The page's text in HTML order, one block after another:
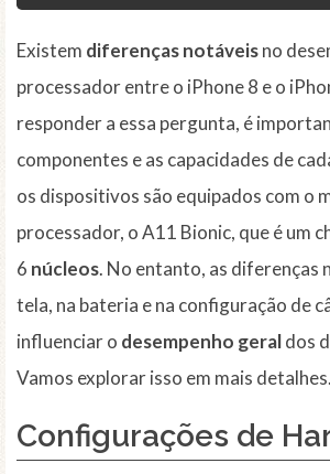
Existem diferenças notáveisno
processador entre o iPhone 8 e o
responder a essa pergunta, é
componentes e as capacidades de
os dispositivos são equipados com o
processador, o A11 Bionic, que é um
6 núcleos. No entanto, as diferenças
tela, na bateria e na configuração de
influenciar o desempenho geraldos
Vamos explorar isso em mais detalhes.
Configurações de